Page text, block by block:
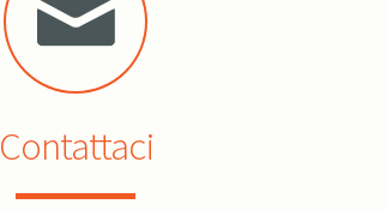
Contattaci